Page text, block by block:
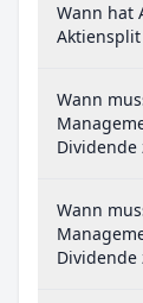
Wann hat
Wann
Dividende
Wann
Dividende